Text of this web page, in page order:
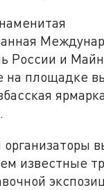
России и
на площадке
организаторы
известные